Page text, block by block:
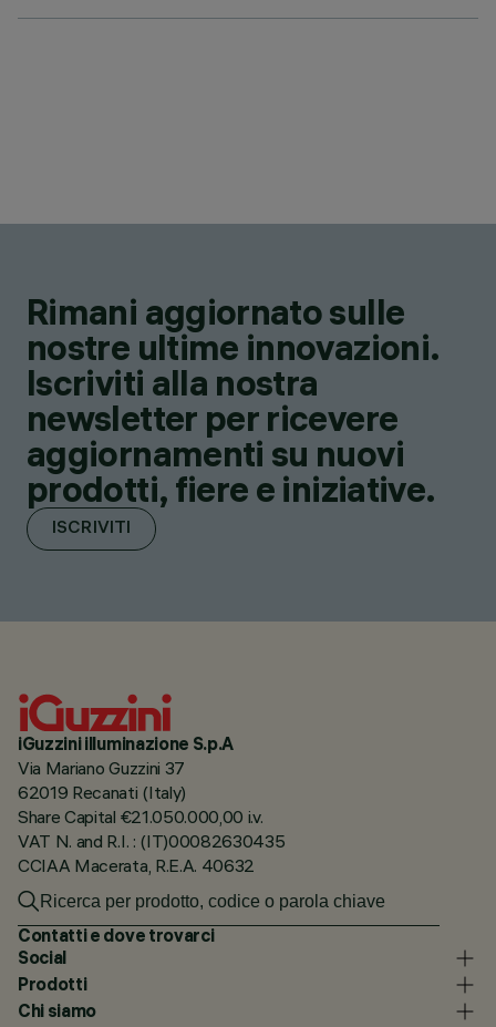
Rimani aggiornato sulle
nostre ultime innovazioni.
Iscriviti alla nostra
newsletter per ricevere
aggiornamenti su nuovi
prodotti, fiere e iniziative.
ISCRIVITI
iGuzzini illuminazione S.p.A
Via Mariano Guzzini 37
62019 Recanati (Italy)
Share Capital €21.050.000,00 i.v.
VAT N. and R.I. : (IT)00082630435
CCIAA Macerata, R.E.A. 40632
Contatti e dove trovarci
Social
Prodotti
Chi siamo